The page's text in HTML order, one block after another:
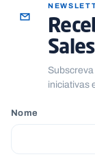
iniciativas
Nome